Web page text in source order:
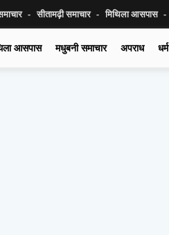
सीतामढ़ी समाचार मिथिला आसपास
आसपास मधुबनी समाचार अपराध धर्म